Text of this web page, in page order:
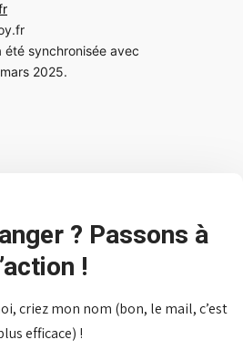
synchronisée avec
2025.
? Passons à
!
criez mon nom (bon, le mail, c’est
efficace) !